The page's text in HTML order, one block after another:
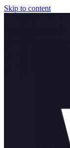
Skip to content